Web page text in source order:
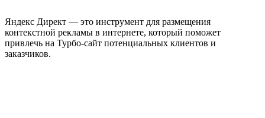
Яндекс Директ — это инструмент для размещения
контекстной рекламы в интернете, который поможет
привлечь на Турбо-сайт потенциальных клиентов и
заказчиков.